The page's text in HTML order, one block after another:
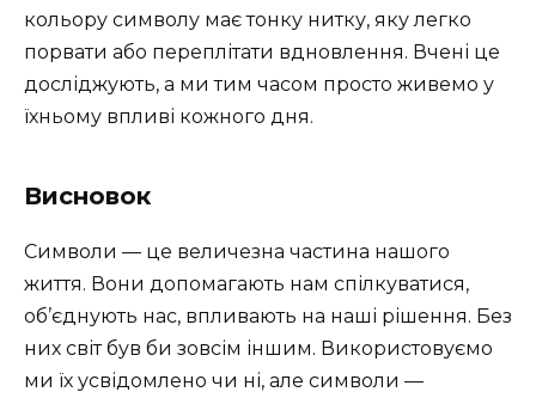
кольору символу має тонку нитку, яку легко
порвати або переплітати вдновлення. Вчені це
досліджують, а ми тим часом просто живемо у
їхньому впливі кожного дня.
Висновок
Символи — це величезна частина нашого
життя. Вони допомагають нам спілкуватися,
об’єднують нас, впливають на наші рішення. Без
них світ був би зовсім іншим. Використовуємо
ми їх усвідомлено чи ні, але символи —